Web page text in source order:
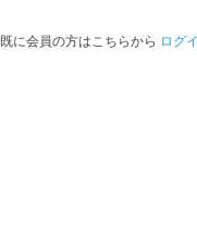
既に会員の方はこちらから ログ